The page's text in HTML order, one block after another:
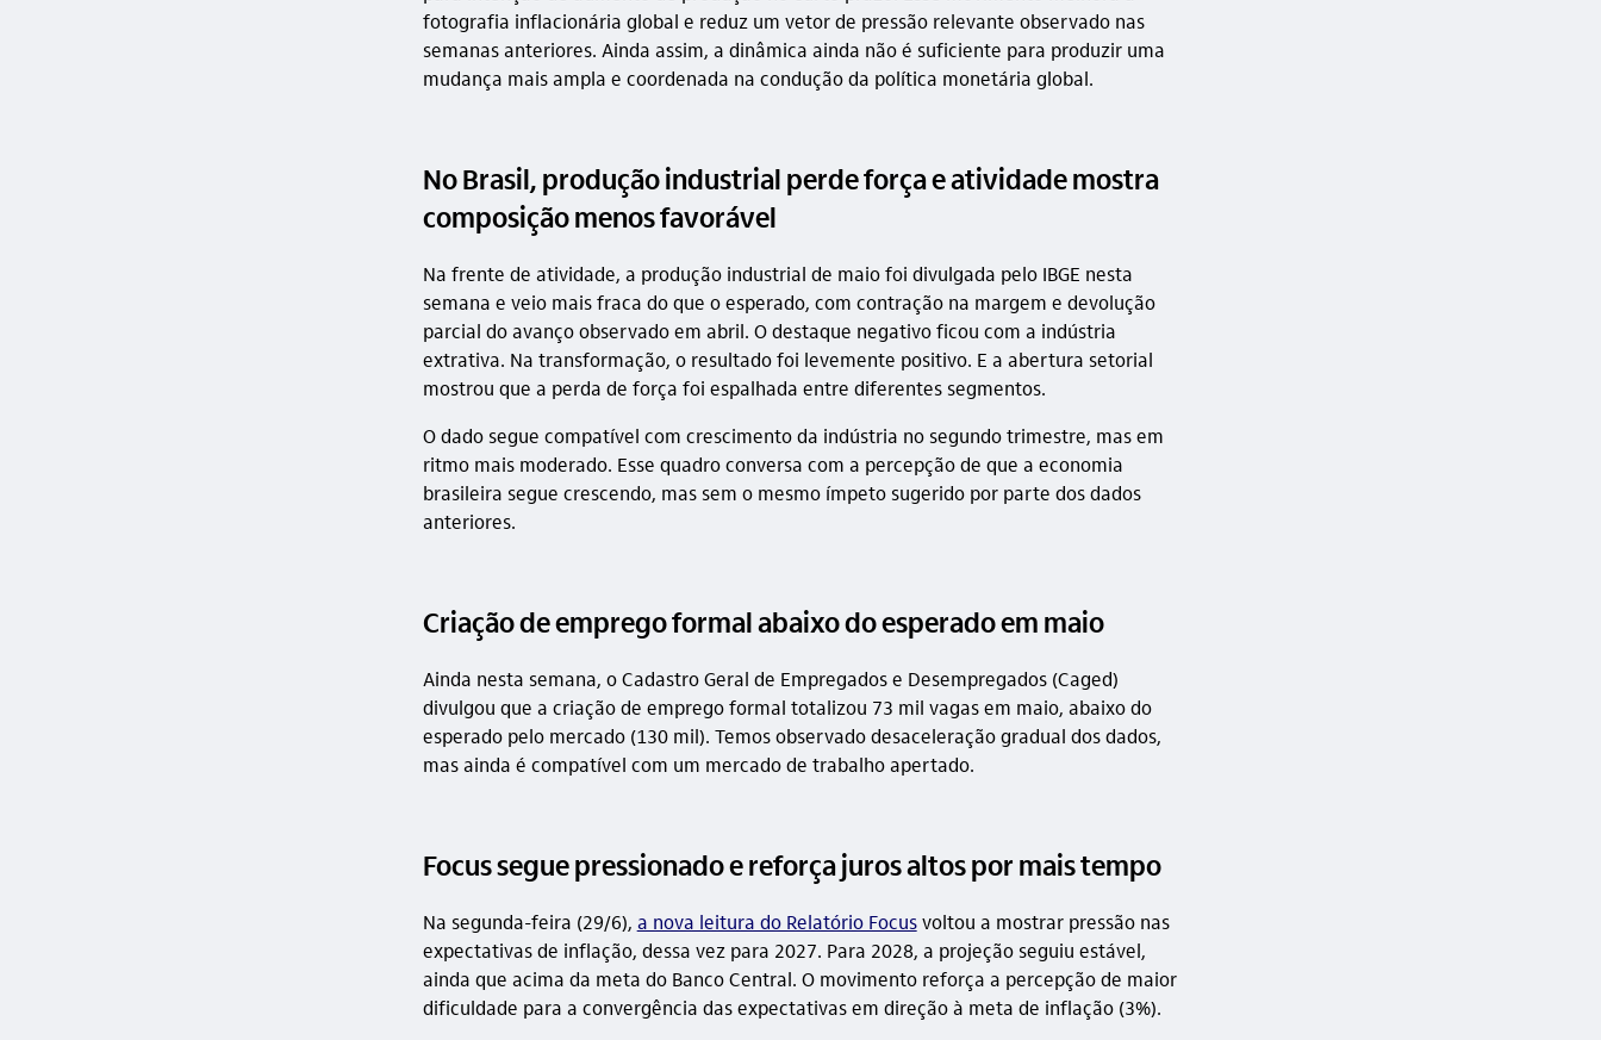
fotografia inflacionária global e reduz um vetor de pressão relevante observado nas
semanas anteriores. Ainda assim, a dinâmica ainda não é suficiente para produzir uma
mudança mais ampla e coordenada na condução da política monetária global.
No Brasil, produção industrial perde força e atividade mostra
composição menos favorável
Na frente de atividade, a produção industrial de maio foi divulgada pelo IBGE nesta
semana e veio mais fraca do que o esperado, com contração na margem e devolução
parcial do avanço observado em abril. O destaque negativo ficou com a indústria
extrativa. Na transformação, o resultado foi levemente positivo. E a abertura setorial
mostrou que a perda de força foi espalhada entre diferentes segmentos.
O dado segue compatível com crescimento da indústria no segundo trimestre, mas em
ritmo mais moderado. Esse quadro conversa com a percepção de que a economia
brasileira segue crescendo, mas sem o mesmo ímpeto sugerido por parte dos dados
anteriores.
Criação de emprego formal abaixo do esperado em maio
Ainda nesta semana, o Cadastro Geral de Empregados e Desempregados (Caged)
divulgou que a criação de emprego formal totalizou 73 mil vagas em maio, abaixo do
esperado pelo mercado (130 mil). Temos observado desaceleração gradual dos dados,
mas ainda é compatível com um mercado de trabalho apertado.
Focus segue pressionado e reforça juros altos por mais tempo
Na segunda-feira (29/6), a nova leitura do Relatório Focusvoltou a mostrar pressão nas
expectativas de inflação, dessa vez para 2027. Para 2028, a projeção seguiu estável,
ainda que acima da meta do Banco Central. O movimento reforça a percepção de maior
dificuldade para a convergência das expectativas em direção à meta de inflação (3%).